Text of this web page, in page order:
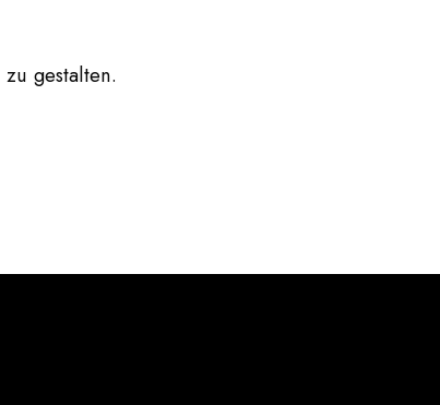
zu gestalten.